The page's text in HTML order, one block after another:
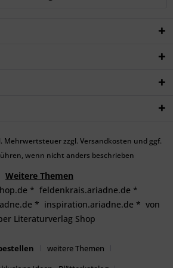
Mehrwertsteuer zzgl. Versandkosten und ggf.
wenn nicht anders beschrieben
Weitere Themen
* feldenkrais.ariadne.de *
* inspiration.ariadne.de * von
Literaturverlag Shop
weitere Themen